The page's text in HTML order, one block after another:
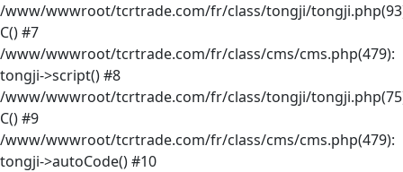
/www/wwwroot/tcrtrade.com/fr/class/tongji/
C() #7
/www/wwwroot/tcrtrade.com/fr/class/cms/cms.php(479):
tongji->script() #8
/www/wwwroot/tcrtrade.com/fr/class/tongji/
C() #9
/www/wwwroot/tcrtrade.com/fr/class/cms/cms.php(479):
tongji->autoCode() #10